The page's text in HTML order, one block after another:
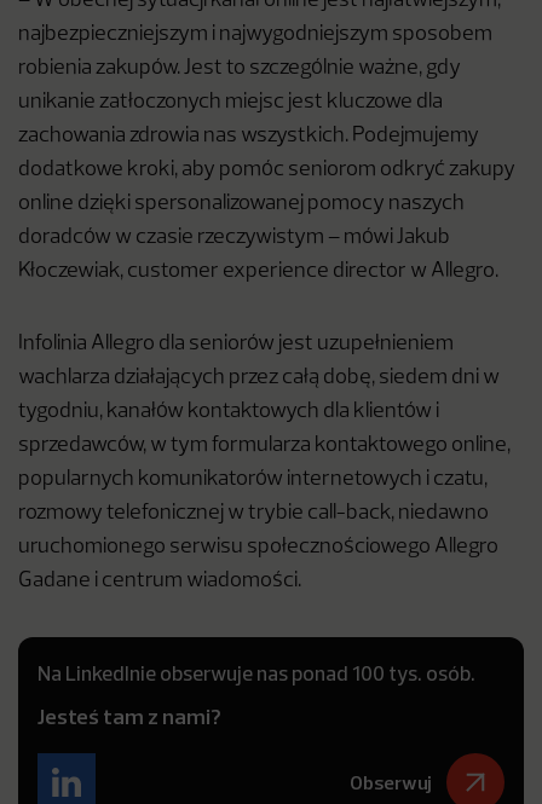
najbezpieczniejszym i najwygodniejszym sposobem
robienia zakupów. Jest to szczególnie ważne, gdy
unikanie zatłoczonych miejsc jest kluczowe dla
zachowania zdrowia nas wszystkich. Podejmujemy
dodatkowe kroki, aby pomóc seniorom odkryć zakupy
online dzięki spersonalizowanej pomocy naszych
doradców w czasie rzeczywistym – mówi Jakub
Kłoczewiak, customer experience director w Allegro.
Infolinia Allegro dla seniorów jest uzupełnieniem
wachlarza działających przez całą dobę, siedem dni w
tygodniu, kanałów kontaktowych dla klientów i
sprzedawców, w tym formularza kontaktowego online,
popularnych komunikatorów internetowych i czatu,
rozmowy telefonicznej w trybie call-back, niedawno
uruchomionego serwisu społecznościowego Allegro
Gadane i centrum wiadomości.
Na LinkedInie obserwuje nas ponad 100 tys. osób.
Jesteś tam z nami?
Obserwuj